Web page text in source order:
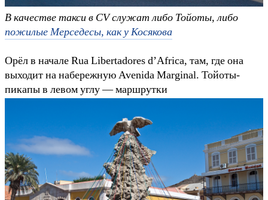
В качестве такси в CV служат либо Тойоты, либо
пожилые Мерседесы, как у Косякова
Орёл в начале Rua Libertadores d’Africa, там, где она
выходит на набережную Avenida Marginal. Тойоты-
пикапы в левом углу — маршрутки